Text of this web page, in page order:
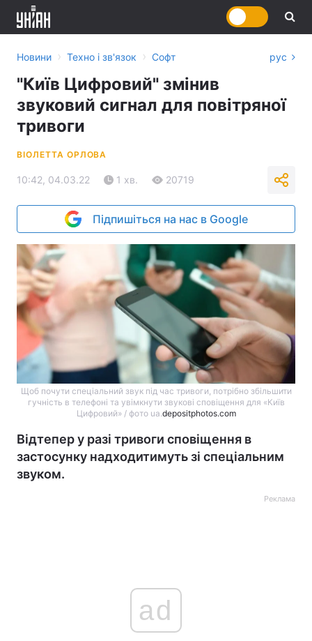
Новини › Техно і зв'язок › Софт рус
"Київ Цифровий" змінив
звуковий сигнал для повітряної
тривоги
ВІОЛЕТТА ОРЛОВА
10:42, 04.03.22 1 хв. 20719
Підпишіться на нас в Google
Щоб почути спеціальний звук під час тривоги, потрібно збільшити
гучність в телефоні та увімкнути звукові сповіщення для «Київ
Цифровий» / фото ua.depositphotos.com
Відтепер у разі тривоги сповіщення в
застосунку надходитимуть зі спеціальним
звуком.
Реклама
ad